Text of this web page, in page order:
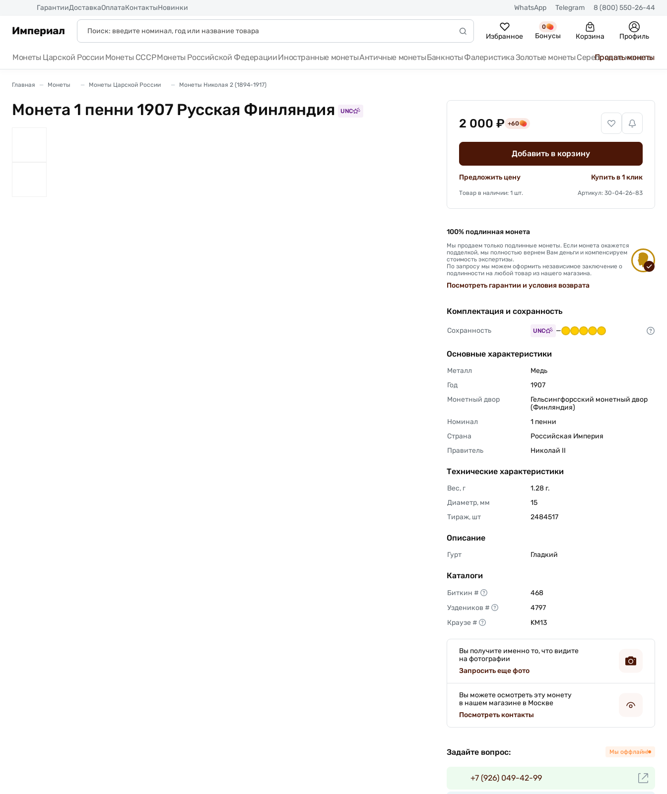
ГарантииДоставкаОплатаКонтактыНовинки WhatsApp Telegram 8 (800) 550-26-44
Империал Избранное
0
Бонусы Корзина Профиль
Монеты Царской России Монеты СССРМонеты Российской ФедерацииИностранные монетыАнтичные монетыБанкноты ФалеристикаЗолотые монеты Серебряные монеты
Продать монеты
Главная Монеты Монеты Царской России Монеты Николая 2 (1894-1917)
Монета 1 пенни 1907 Русская Финляндия UNC
2 000 ₽ +60
Добавить в корзину
Предложить цену Купить в 1 клик
Товар в наличии: 1 шт. Артикул: 30-04-26-83
100% подлинная монета
Мы продаем только подлинные монеты. Если монета окажется
подделкой, мы полностью вернем Вам деньги и компенсируем
стоимость экспертизы.
По запросу мы можем оформить независимое заключение о
подлинности на любой товар из нашего магазина.
Посмотреть гарантии и условия возврата
Комплектация и сохранность
Сохранность UNC —
Основные характеристики
Металл
Медь
Год
1907
Монетный двор
Гельсингфорсский монетный двор
(Финляндия)
Номинал
1 пенни
Страна
Российская Империя
Правитель
Николай II
Технические характеристики
Вес, г
1.28 г.
Диаметр, мм
15
Тираж, шт
2484517
Описание
Гурт Гладкий
Каталоги
Биткин #
468
Уздеников #
4797
Краузе #
KM13
Вы получите именно то, что видите
на фотографии
Запросить еще фото
Вы можете осмотреть эту монету
в нашем магазине в Москве
Посмотреть контакты
Задайте вопрос: Мы оффлайн!
+7 (926) 049-42-99